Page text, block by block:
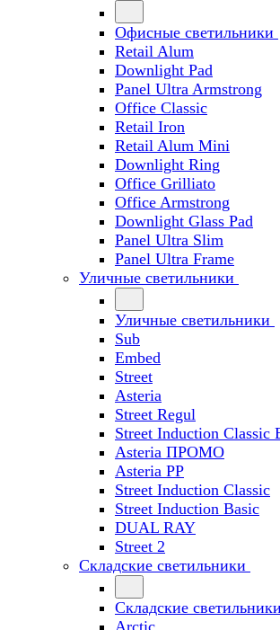
Офисные светильники
Retail Alum
Downlight Pad
Panel Ultra Armstrong
Office Classic
Retail Iron
Retail Alum Mini
Downlight Ring
Office Grilliato
Office Armstrong
Downlight Glass Pad
Panel Ultra Slim
Panel Ultra Frame
Уличные светильники
Уличные светильники
Sub
Embed
Street
Asteria
Street Regul
Street Induction Classic
Asteria ПРОМО
Asteria PP
Street Induction Classic
Street Induction Basic
DUAL RAY
Street 2
Складские светильники
Складские светильники
Arctic